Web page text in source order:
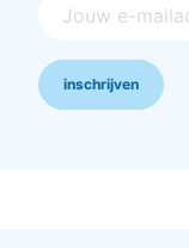
inschrijven